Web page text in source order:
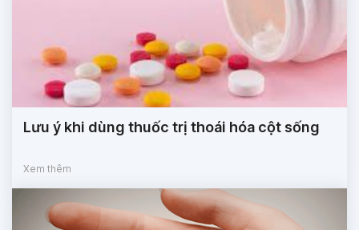
Lưu ý khi dùng thuốc trị thoái hóa cột sống
Xem thêm